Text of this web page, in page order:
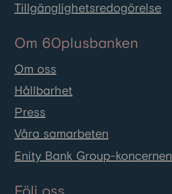
Tillgänglighetsredogörelse
Om 60plusbanken
Om oss
Hållbarhet
Press
Våra samarbeten
Enity Bank Group-koncernen